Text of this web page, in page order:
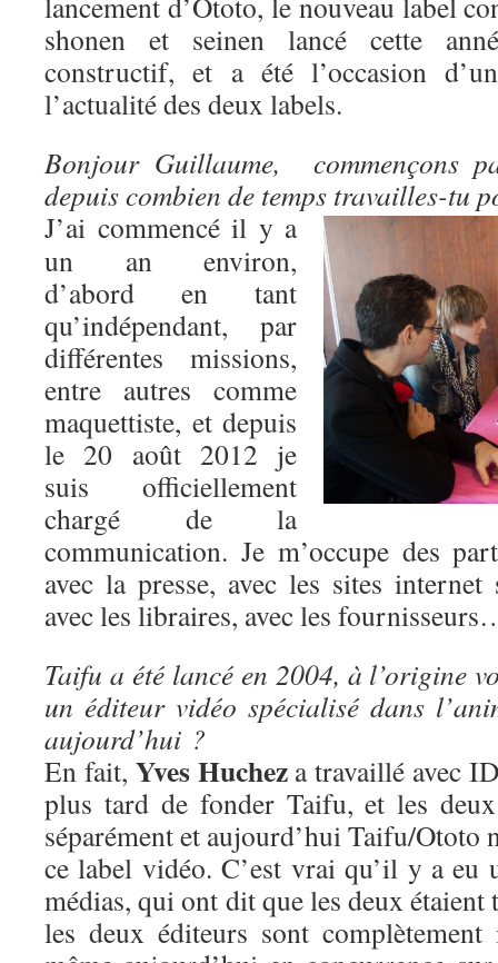
shonen et seinen lancé cette
constructif, et a été l’occasion
l’actualité des deux labels.
Bonjour Guillaume, commençons
depuis combien de temps travailles-tu
J’ai commencé il y a
un an environ,
d’abord en tant
qu’indépendant, par
différentes missions,
entre autres comme
maquettiste, et depuis
le 20 août 2012 je
suis officiellement
chargé de la
communication. Je m’occupe des
avec la presse, avec les sites internet
avec les libraires, avec les
Taifu a été lancé en 2004, à l’origine
un éditeur vidéo spécialisé dans
aujourd’hui ?
En fait, Yves Hucheza travaillé avec
plus tard de fonder Taifu, et les
séparément et aujourd’hui Taifu/Ototo
ce label vidéo. C’est vrai qu’il y a eu
médias, qui ont dit que les deux
les deux éditeurs sont